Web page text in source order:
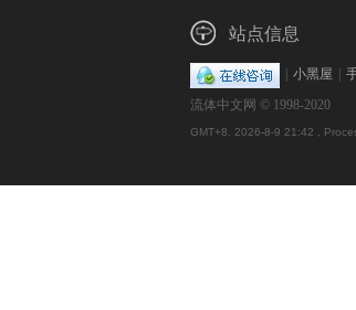
站点信息
小黑屋
流体中文网 © 1998-2020
GMT+8, 2026-8-9 21:42 ,